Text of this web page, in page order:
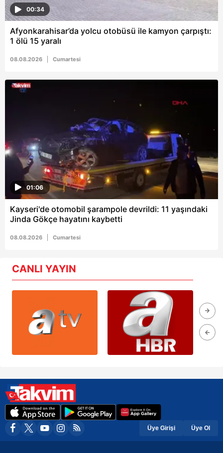
00:34
Afyonkarahisar’da yolcu otobüsü ile kamyon çarpıştı:
1 ölü 15 yaralı
08.08.2026 Cumartesi
01:06
Kayseri'de otomobil şarampole devrildi: 11 yaşındaki
Jinda Gökçe hayatını kaybetti
08.08.2026 Cumartesi
CANLI YAYIN
Üye Girişi Üye Ol